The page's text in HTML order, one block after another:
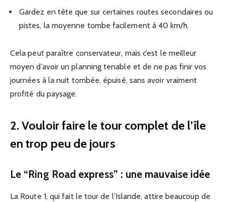
Gardez en tête que sur certaines routes secondaires ou
pistes, la moyenne tombe facilement à 40 km/h.
Cela peut paraître conservateur, mais c’est le meilleur
moyen d’avoir un planning tenable et de ne pas finir vos
journées à la nuit tombée, épuisé, sans avoir vraiment
profité du paysage.
2. Vouloir faire le tour complet de l’île
en trop peu de jours
Le “Ring Road express” : une mauvaise idée
La Route 1, qui fait le tour de l’Islande, attire beaucoup de